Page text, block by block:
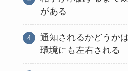
がある
通知されるかどうか
環境にも左右される